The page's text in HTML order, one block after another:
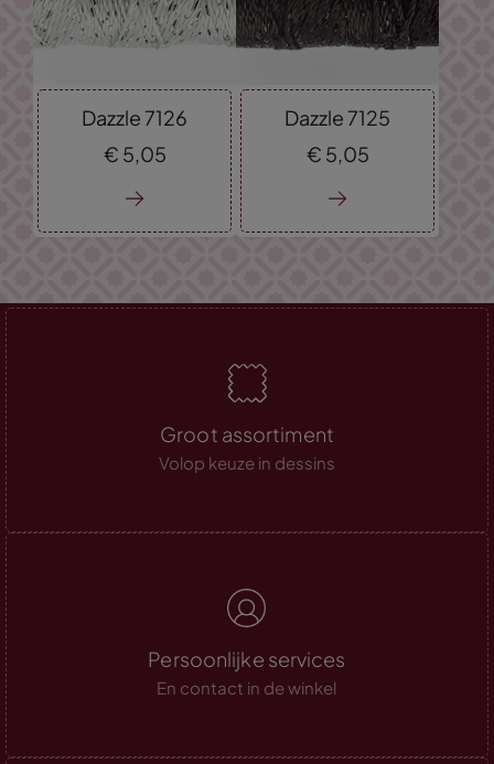
Dazzle 7126
€ 5,05
Dazzle 7125
€ 5,05
Groot assortiment
Volop keuze in dessins
Persoonlijke services
En contact in de winkel